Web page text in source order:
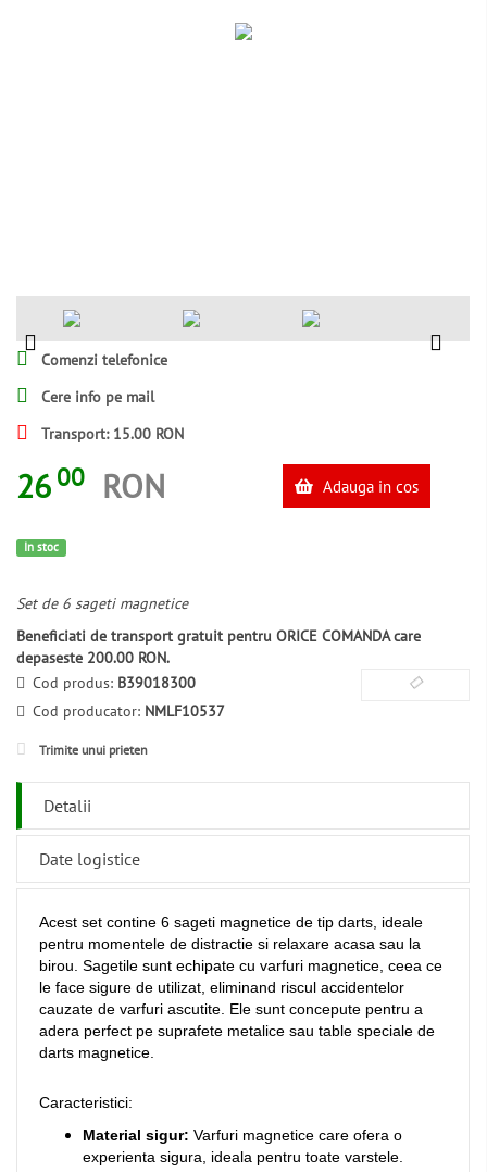
Comenzi telefonice
Cere info pe mail
Transport: 15.00 RON
26 00 RON Adauga in cos
In stoc
Set de 6 sageti magnetice
Beneficiati de transport gratuit pentru ORICE COMANDA care
depaseste 200.00 RON.
Cod produs: B39018300
Cod producator: NMLF10537
Trimite unui prieten
Detalii
Date logistice
Acest set contine 6 sageti magnetice de tip darts, ideale
pentru momentele de distractie si relaxare acasa sau la
birou. Sagetile sunt echipate cu varfuri magnetice, ceea ce
le face sigure de utilizat, eliminand riscul accidentelor
cauzate de varfuri ascutite. Ele sunt concepute pentru a
adera perfect pe suprafete metalice sau table speciale de
darts magnetice.
Caracteristici:
Material sigur: Varfuri magnetice care ofera o
experienta sigura, ideala pentru toate varstele.